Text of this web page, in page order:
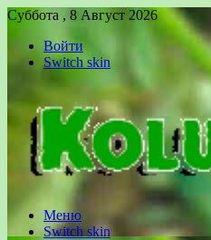
Суббота , 8 Август 2026
Войти
Switch skin
Меню
Switch skin